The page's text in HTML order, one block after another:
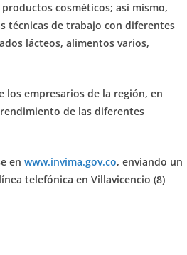
cosméticos; así mismo,
técnicas de trabajo con diferentes
lácteos, alimentos varios,
los empresarios de la región, en
de las diferentes
en www.invima.gov.co, enviando un
telefónica en Villavicencio (8)